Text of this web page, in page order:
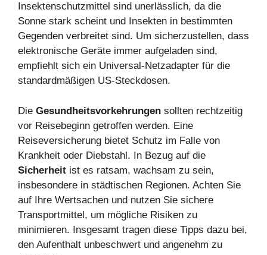
Insektenschutzmittel sind unerlässlich, da die
Sonne stark scheint und Insekten in bestimmten
Gegenden verbreitet sind. Um sicherzustellen, dass
elektronische Geräte immer aufgeladen sind,
empfiehlt sich ein Universal-Netzadapter für die
standardmäßigen US-Steckdosen.
Die Gesundheitsvorkehrungen sollten rechtzeitig
vor Reisebeginn getroffen werden. Eine
Reiseversicherung bietet Schutz im Falle von
Krankheit oder Diebstahl. In Bezug auf die
Sicherheit ist es ratsam, wachsam zu sein,
insbesondere in städtischen Regionen. Achten Sie
auf Ihre Wertsachen und nutzen Sie sichere
Transportmittel, um mögliche Risiken zu
minimieren. Insgesamt tragen diese Tipps dazu bei,
den Aufenthalt unbeschwert und angenehm zu